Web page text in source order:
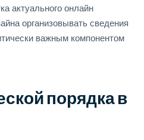
актуального онлайн
организовывать сведения
важным компонентом
порядка в